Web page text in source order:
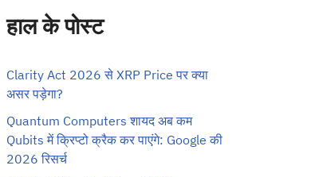
हाल के पोस्ट
Clarity Act 2026 से XRP Price पर क्या
असर पड़ेगा?
Quantum Computers शायद अब कम
Qubits में क्रिप्टो क्रैक कर पाएंगे: Google की
2026 रिसर्च